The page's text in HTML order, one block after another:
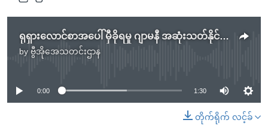
ရုရှားလောင်စာအပေါ် မှီခိုရမှု ဂျာမနီ အဆုံးသတ်နိုင်တော့မည်
by ဗွီအိုအေသတင်းဌာန
No media source currently available
0:00 1:30
တိုက်ရိုက် လင့်ခ်